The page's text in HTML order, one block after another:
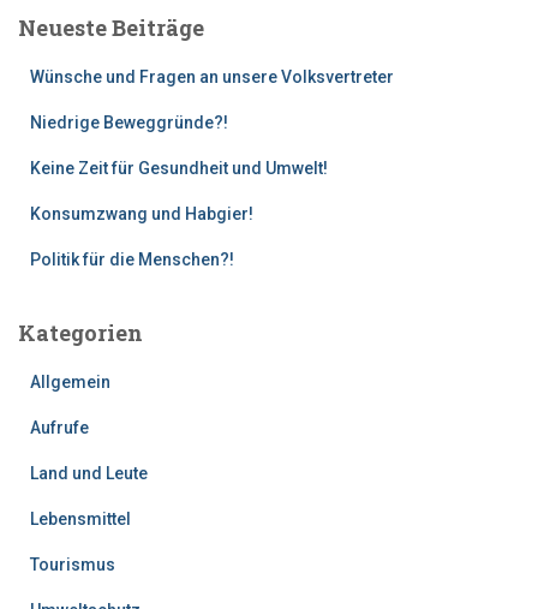
n
Neueste Beiträge
Wünsche und Fragen an unsere Volksvertreter
Niedrige Beweggründe?!
Keine Zeit für Gesundheit und Umwelt!
Konsumzwang und Habgier!
Politik für die Menschen?!
Kategorien
Allgemein
Aufrufe
Land und Leute
Lebensmittel
Tourismus